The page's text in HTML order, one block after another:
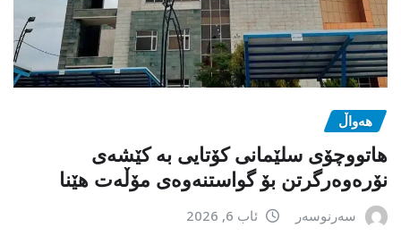
هەواڵ
هاتووچۆی سلێمانی کۆتایی بە کێشەی
نۆرەوەرگرتن بۆ گواستنەوەی مۆڵەت هێنا
سەرنوسەر ئاب 6, 2026